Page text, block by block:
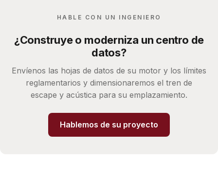
HABLE CON UN INGENIERO
¿Construye o moderniza un centro de
datos?
Envíenos las hojas de datos de su motor y los límites
reglamentarios y dimensionaremos el tren de
escape y acústica para su emplazamiento.
Hablemos de su proyecto